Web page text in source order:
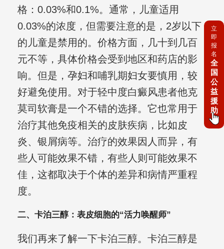
格：0.03%和0.1%。通常，儿童适用
0.03%的浓度，但需要注意的是，2岁以下
的儿童是禁用的。价格方面，几十到几百
元不等，具体价格会受到地区和药店的影
响。但是，孕妇和哺乳期妇女要慎用，较
好避免使用。对于轻中度白癜风患者他克
莫司软膏是一个不错的选择。它也常用于
治疗其他免疫相关的皮肤疾病，比如皮
炎、银屑病等。治疗的效果因人而异，有
些人可能效果不错，有些人则可能效果不
佳，这都取决于个体的差异和病情严重程
度。
二、卡泊三醇：表皮细胞的“活力唤醒师”
我们再来了解一下卡泊三醇。卡泊三醇是
立
即
报
名
全
国
公
益
援
助